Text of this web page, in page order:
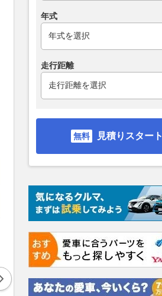
年式
走行距離
見積りスタート